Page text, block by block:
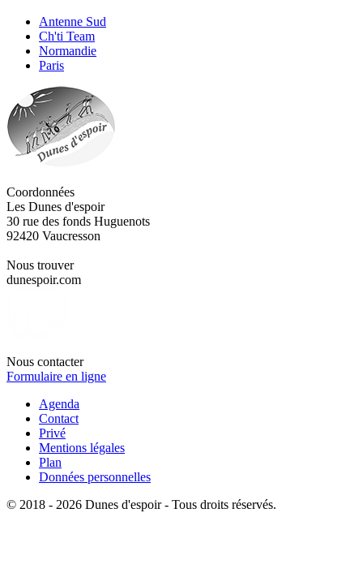
Antenne Sud
Ch'ti Team
Normandie
Paris
Coordonnées
Les Dunes d'espoir
30 rue des fonds Huguenots
92420 Vaucresson
Nous trouver
dunespoir.com
Nous contacter
Formulaire en ligne
Agenda
Contact
Privé
Mentions légales
Plan
Données personnelles
© 2018 - 2026 Dunes d'espoir - Tous droits réservés.